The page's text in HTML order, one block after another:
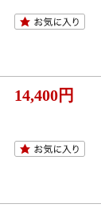
14,400円